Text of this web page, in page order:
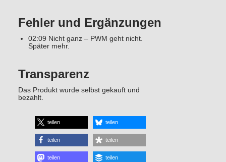
Fehler und Ergänzungen
02:09 Nicht ganz – PWM geht nicht.
Später mehr.
Transparenz
Das Produkt wurde selbst gekauft und
bezahlt.
teilen teilen
teilen teilen
teilen teilen